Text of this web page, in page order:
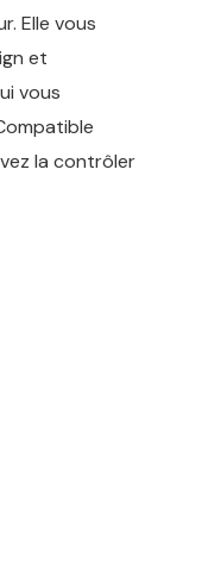
Elle vous
et
vous
la contrôler